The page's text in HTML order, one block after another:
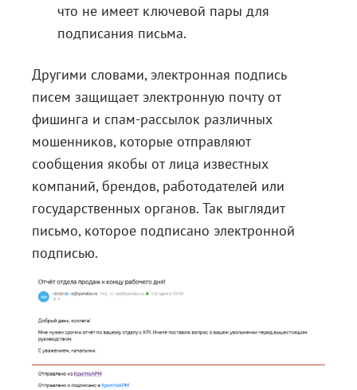
что не имеет ключевой пары для
подписания письма.
Другими словами, электронная подпись
писем защищает электронную почту от
фишинга и спам-рассылок различных
мошенников, которые отправляют
сообщения якобы от лица известных
компаний, брендов, работодателей или
государственных органов. Так выглядит
письмо, которое подписано электронной
подписью.